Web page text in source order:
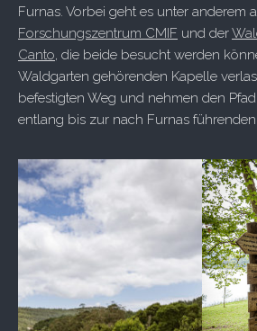
Furnas. Vorbei geht es unter anderem
Forschungszentrum CMIF und der
Canto, die beide besucht werden
Waldgarten gehörenden Kapelle
befestigten Weg und nehmen den
entlang bis zur nach Furnas führenden